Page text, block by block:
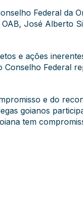
Federal da
José Alberto
e ações
Conselho Federal
e do
goianos
tem